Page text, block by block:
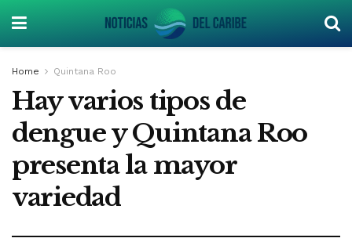
Home Quintana Roo
Hay varios tipos de
dengue y Quintana Roo
presenta la mayor
variedad